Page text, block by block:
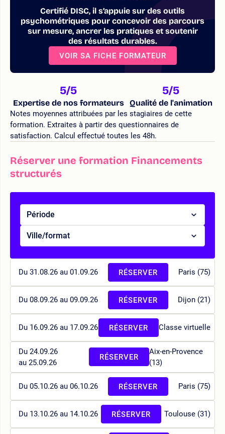
Certifié DISC, il s’appuie sur des outils
psychométriques pour concevoir des parcours
sur mesure, ancrer les pratiques et soutenir
des résultats durables.
VOIR SA FICHE FORMATEUR
5/5
Expertise de nos formateurs
5/5
Qualité de l'animation
Notes moyennes attribuées par les stagiaires de cette
formation. Extraites à partir des questionnaires de
satisfaction. Calcul effectué toutes les 48h.
Réserver une formation Financements
structurés
Période
Ville/format
Du 31.08.26 au 01.09.26 Paris (75)
RÉSERVER
Du 08.09.26 au 09.09.26 Dijon (21)
RÉSERVER
Du 16.09.26 au 17.09.26 Classe virtuelle
RÉSERVER
Du 24.09.26
au 25.09.26
Aix-en-Provence
(13)
RÉSERVER
Du 05.10.26 au 06.10.26 Paris (75)
RÉSERVER
Du 13.10.26 au 14.10.26 Toulouse (31)
RÉSERVER